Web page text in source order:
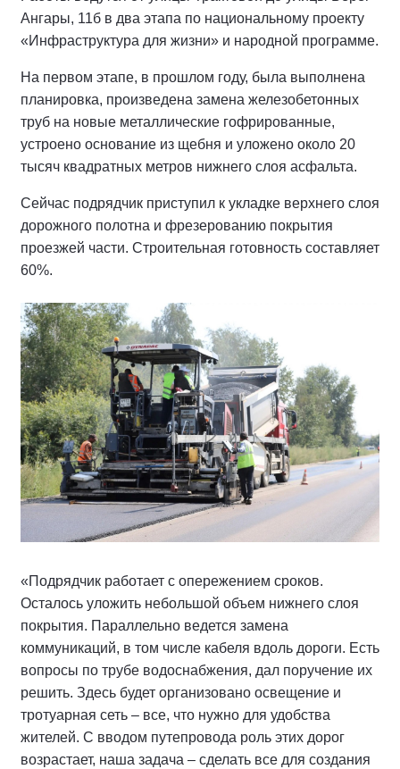
Ангары, 11б в два этапа по национальному проекту
«Инфраструктура для жизни» и народной программе.
На первом этапе, в прошлом году, была выполнена
планировка, произведена замена железобетонных
труб на новые металлические гофрированные,
устроено основание из щебня и уложено около 20
тысяч квадратных метров нижнего слоя асфальта.
Сейчас подрядчик приступил к укладке верхнего слоя
дорожного полотна и фрезерованию покрытия
проезжей части. Строительная готовность составляет
60%.
«Подрядчик работает с опережением сроков.
Осталось уложить небольшой объем нижнего слоя
покрытия. Параллельно ведется замена
коммуникаций, в том числе кабеля вдоль дороги. Есть
вопросы по трубе водоснабжения, дал поручение их
решить. Здесь будет организовано освещение и
тротуарная сеть – все, что нужно для удобства
жителей. С вводом путепровода роль этих дорог
возрастает, наша задача – сделать все для создания